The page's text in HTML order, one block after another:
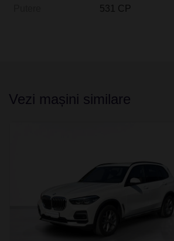
531 CP
Vezi mașini similare